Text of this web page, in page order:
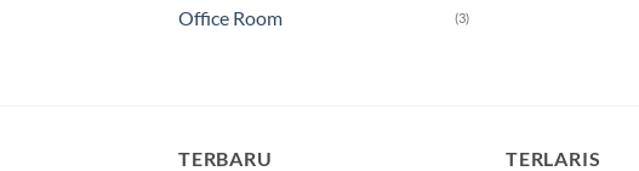
Office Room (3)
TERBARU TERLARIS